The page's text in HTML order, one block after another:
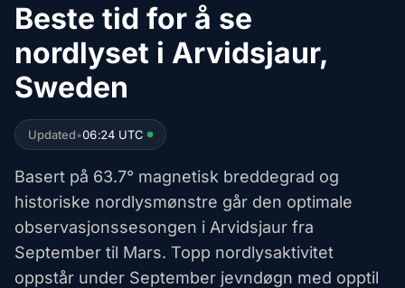
Beste tid for å se
nordlyset i Arvidsjaur,
Sweden
Updated•06:24 UTC
Basert på 63.7° magnetisk breddegrad og
historiske nordlysmønstre går den optimale
observasjonssesongen i Arvidsjaur fra
September til Mars. Topp nordlysaktivitet
oppstår under September jevndøgn med opptil